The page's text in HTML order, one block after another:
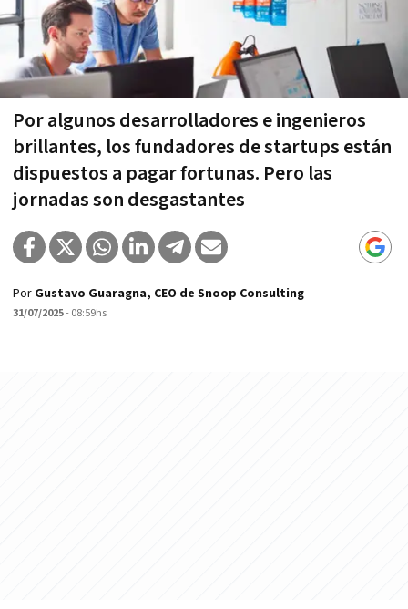
Por algunos desarrolladores e ingenieros
brillantes, los fundadores de startups están
dispuestos a pagar fortunas. Pero las
jornadas son desgastantes
Por Gustavo Guaragna, CEO de Snoop Consulting
31/07/2025- 08:59hs